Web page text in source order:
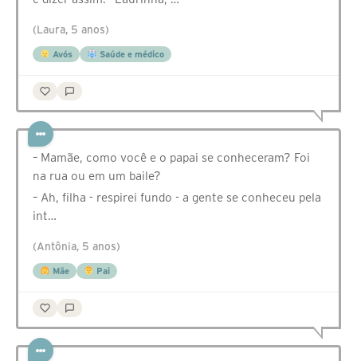
(Laura, 5 anos)
Avós Saúde e médico
– Mamãe, como você e o papai se conheceram? Foi
na rua ou em um baile?
– Ah, filha - respirei fundo - a gente se conheceu pela
int…
(Antônia, 5 anos)
Mãe Pai